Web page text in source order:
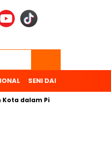
SENI DAN BUDAYA
dalam Pilkada